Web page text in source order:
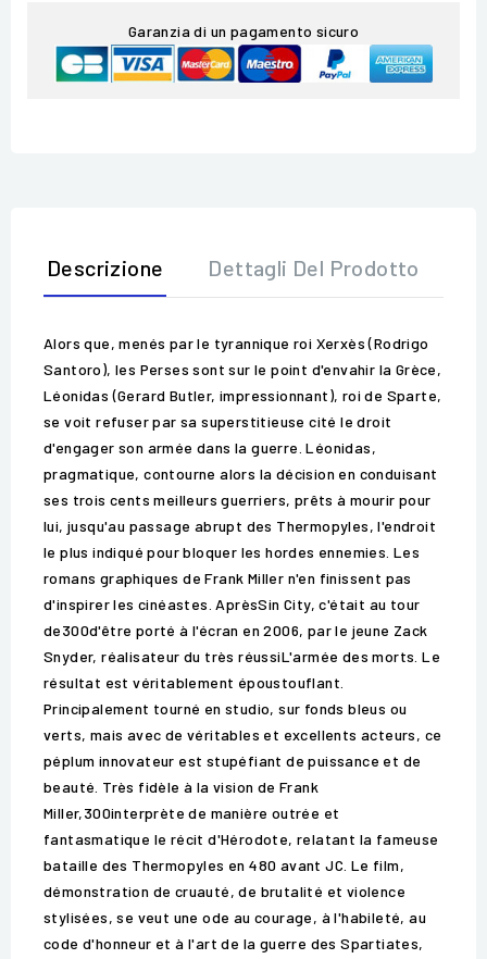
Garanzia di un pagamento sicuro
Descrizione Dettagli Del Prodotto
Alors que, menés par le tyrannique roi Xerxès (Rodrigo
Santoro), les Perses sont sur le point d'envahir la Grèce,
Léonidas (Gerard Butler, impressionnant), roi de Sparte,
se voit refuser par sa superstitieuse cité le droit
d'engager son armée dans la guerre. Léonidas,
pragmatique, contourne alors la décision en conduisant
ses trois cents meilleurs guerriers, prêts à mourir pour
lui, jusqu'au passage abrupt des Thermopyles, l'endroit
le plus indiqué pour bloquer les hordes ennemies. Les
romans graphiques de Frank Miller n'en finissent pas
d'inspirer les cinéastes. AprèsSin City, c'était au tour
de300d'être porté à l'écran en 2006, par le jeune Zack
Snyder, réalisateur du très réussiL'armée des morts. Le
résultat est véritablement époustouflant.
Principalement tourné en studio, sur fonds bleus ou
verts, mais avec de véritables et excellents acteurs, ce
péplum innovateur est stupéfiant de puissance et de
beauté. Très fidèle à la vision de Frank
Miller,300interprète de manière outrée et
fantasmatique le récit d'Hérodote, relatant la fameuse
bataille des Thermopyles en 480 avant JC. Le film,
démonstration de cruauté, de brutalité et violence
stylisées, se veut une ode au courage, à l'habileté, au
code d'honneur et à l'art de la guerre des Spartiates,